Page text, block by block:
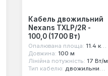
Кабель двожильний
Nexans TXLP/2R -
100,0 (1700 Вт)
Опалювана площа: 11.4 кв.м
Довжина: 100 м
Лінійна потужність: 17 Вт/м
Тип кабелю: двожильний екранований